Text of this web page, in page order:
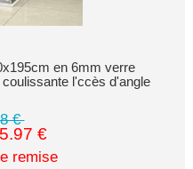
en 6mm verre
l'ccès d'angle
€
€
remise